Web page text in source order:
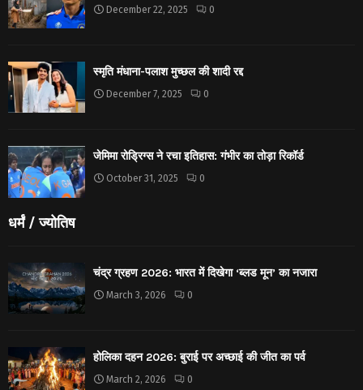
December 22, 2025 0
स्मृति मंधाना-पलाश मुच्छल की शादी रद्द
December 7, 2025 0
जेमिमा रोड्रिग्स ने रचा इतिहास: गंभीर का तोड़ा रिकॉर्ड
October 31, 2025 0
धर्मं / ज्योतिष
चंद्र ग्रहण 2026: भारत में दिखेगा ‘ब्लड मून’ का नजारा
March 3, 2026 0
होलिका दहन 2026: बुराई पर अच्छाई की जीत का पर्व
March 2, 2026 0